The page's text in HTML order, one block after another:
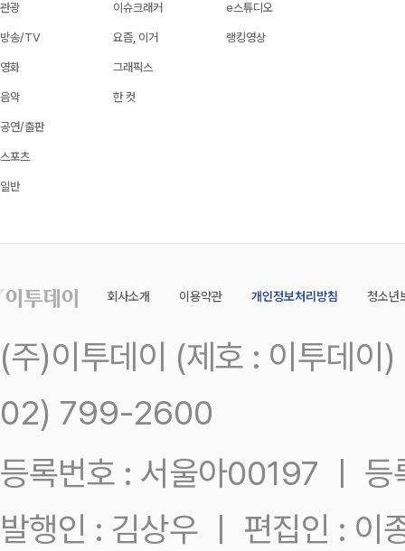
관광
방송/TV
영화
음악
공연/출판
스포츠
일반
이슈크래커
요즘, 이거
그래픽스
한 컷
e스튜디오
랭킹영상
회사소개 이용약관 개인정보처리방침 청소년
(주)이투데이 (제호 : 이투데
02) 799-2600
등록번호 : 서울아00197 ㅣ
발행인 : 김상우 ㅣ 편집인 : 이